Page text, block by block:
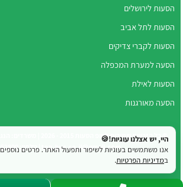
הסעות לירושלים
הסעות לתל אביב
הסעות לקברי צדיקים
הסעה למערת המכפלה
הסעות לאילת
הסעה מאורגנות
top.bus.co.il@gmail.com | טלפון: 077-6052800
היי, יש אצלנו עוגיות!🍪
אנו משתמשים בעוגיות לשיפור ותפעול האתר. פרטים נוספים
במדיניות הפרטיות.